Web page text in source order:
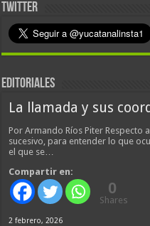
TWITTER
EDITORIALES
La llamada y sus
Por Armando Ríos Piter Respecto
sucesivo, para entender lo que
el que se…
Compartir en:
0
Shares
2 febrero, 2026